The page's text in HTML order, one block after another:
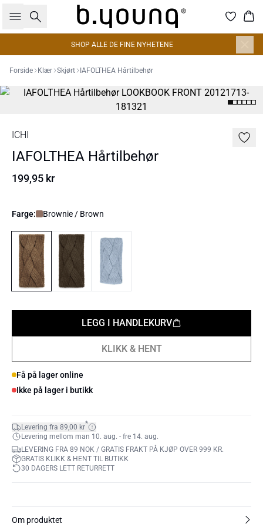
Søk
SHOP ALLE DE FINE NYHETENE
Forside Klær Skjørt IAFOLTHEA Hårtilbehør
ICHI
IAFOLTHEA Hårtilbehør
199,95 kr
Farge: Brownie / Brown
KLIKK & HENT
LEGG I HANDLEKURV
Få på lager online
Ikke på lager i butikk
Levering fra 89,00 kr*
Levering mellom man 10. aug. - fre 14. aug.
LEVERING FRA 89 NOK / GRATIS FRAKT PÅ KJØP OVER 999 KR.
GRATIS KLIKK & HENT TIL BUTIKK
30 DAGERS LETT RETURRETT
Om produktet